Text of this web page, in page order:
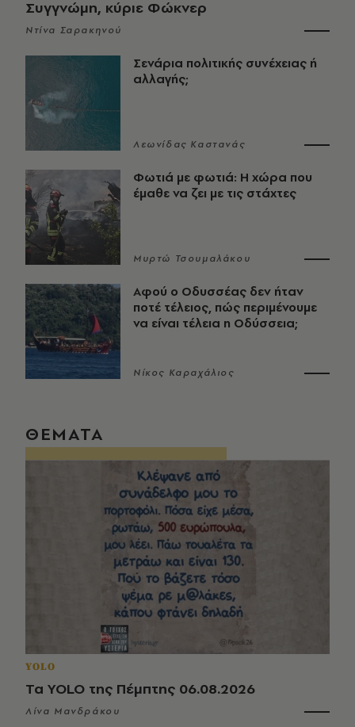
Συγγνώμη, κύριε Φώκνερ
Ντίνα Σαρακηνού
Σενάρια πολιτικής συνέχειας ή
αλλαγής;
Λεωνίδας Καστανάς
Φωτιά με φωτιά: Η χώρα που
έμαθε να ζει με τις στάχτες
Μυρτώ Τσουμαλάκου
Αφού ο Οδυσσέας δεν ήταν
ποτέ τέλειος, πώς περιμένουμε
να είναι τέλεια η Οδύσσεια;
Νίκος Καραχάλιος
ΘΕΜΑΤΑ
YOLO
Τα YOLO της Πέμπτης 06.08.2026
Λίνα Μανδράκου